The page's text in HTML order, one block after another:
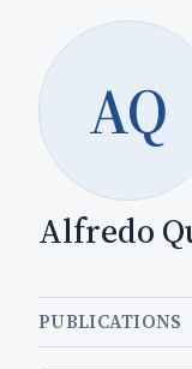
AQ
Alfredo
PUBLICATIONS